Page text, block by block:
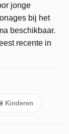
jonge
bij het
beschikbaar.
recente in
Kinderen